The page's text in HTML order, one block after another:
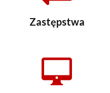
Zastępstwa